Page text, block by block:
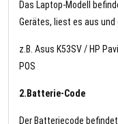
Das Laptop-Modell
Gerätes, liest es aus
z.B. Asus K53SV / HP
POS
2.Batterie-Code
Der Batteriecode